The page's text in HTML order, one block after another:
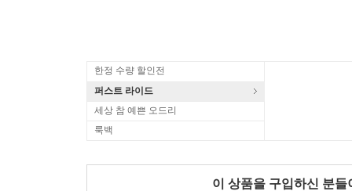
한정 수량 할인전
퍼스트 라이드
세상 참 예쁜 오드리
룩백
이 상품을 구입하신 분